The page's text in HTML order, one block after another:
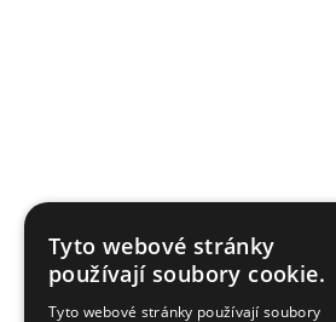
Tyto webové stránky
používají soubory cookie.
Tyto webové stránky používají soubory